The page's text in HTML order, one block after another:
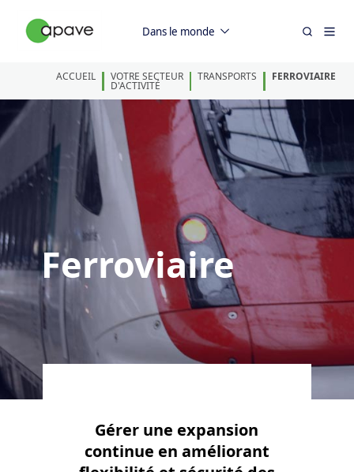
Dans le monde
ACCUEIL VOTRE SECTEUR
D'ACTIVITÉ
TRANSPORTS FERROVIAIRE
Ferroviaire
Gérer une expansion
continue en améliorant